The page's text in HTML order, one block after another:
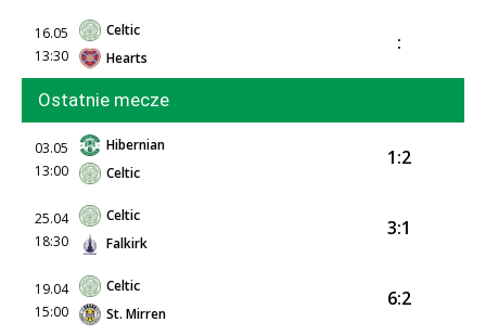
16.05
13:30
Celtic
Hearts
:
Ostatnie mecze
03.05
13:00
Hibernian
Celtic
1:2
25.04
18:30
Celtic
Falkirk
3:1
19.04
15:00
Celtic
St. Mirren
6:2